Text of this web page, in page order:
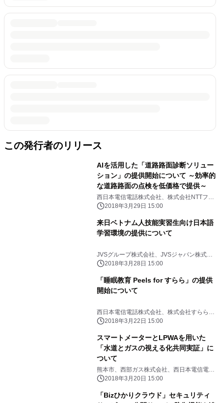
この発行者のリリース
AIを活用した「道路路面診断ソリュー
ション」の提供開始について ～効率的
な道路路面の点検を低価格で提供～
西日本電信電話株式会社、株式会社NTTフィ
ールドテクノ
2018年3月29日 15:00
来日ベトナム人技能実習生向け日本語
学習環境の提供について
JVSグループ株式会社、JVSジャパン株式会
社、西日本電信電話株式会社
2018年3月28日 15:00
「睡眠教育 Peels for すらら」の提供
開始について
西日本電信電話株式会社、株式会社すららネ
ット2018年3月22日 15:00
スマートメーターとLPWAを用いた
「水道とガスの視える化共同実証」に
ついて
熊本市、西部ガス株式会社、西日本電信電話
株式会社
2018年3月20日 15:00
「Bizひかりクラウド」セキュリティ